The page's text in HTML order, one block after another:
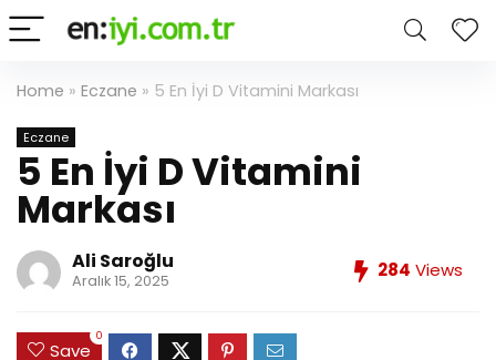
Home » Eczane » 5 En İyi D Vitamini Markası
Eczane
5 En İyi D Vitamini
Markası
Ali Saroğlu
Aralık 15, 2025 284 Views
Save
0